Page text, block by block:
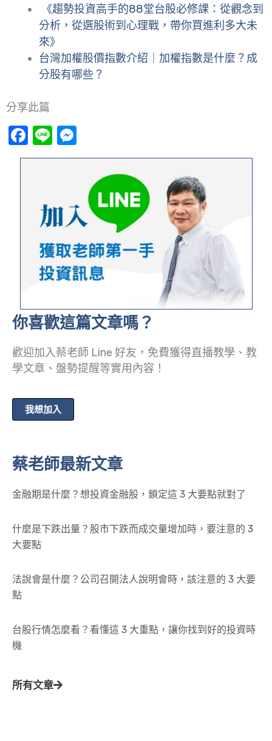
《趨勢投資高手的88堂台股必修課：從觀念到
分析，從選股術到心理戰，帶你買進利多大未
來》
台灣加權股價指數介紹｜加權指數是什麼？成
分股有哪些？
分享此篇
Facebook
Line
你喜歡這篇文章嗎？
歡迎加入蔡老師 Line 好友，免費獲得直播教學、教
學文章、盤勢提醒等實用內容！
我想加入
蔡老師最新文章
金融期是什麼？想投資金融股，鎖定這 3 大要點就對了
什麼是下跌出量？股市下跌而成交量增加時，要注意的 3
大要點
法說會是什麼？公司召開法人說明會時，該注意的 3 大要
點
台股行情怎麼看？看懂這 3 大重點，讓你找到好的投資時
機
所有文章